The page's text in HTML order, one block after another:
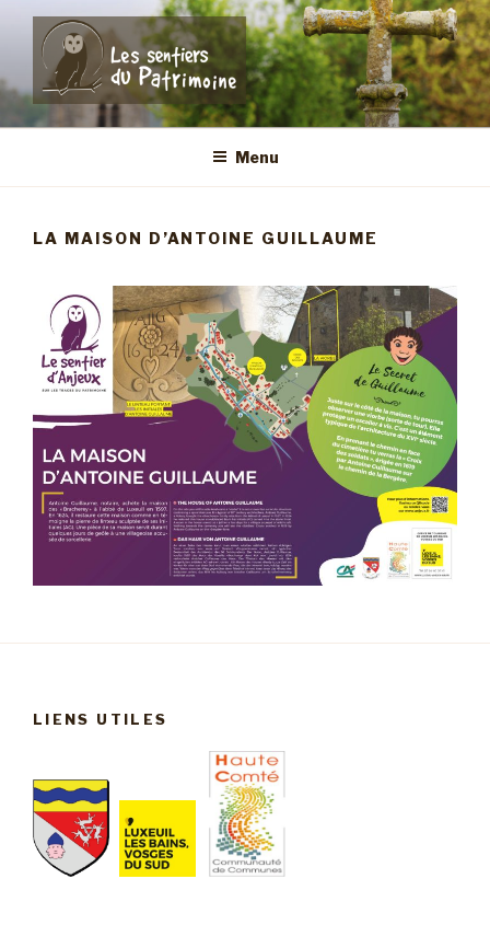
Aller
contenu
principal
LES SENTIERS DU
PATRIMOINE
Anjeux – Village, source et forêt
Menu
LA MAISON D’ANTOINE GUILLAUME
LIENS UTILES